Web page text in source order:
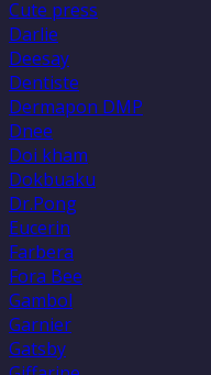
Cute press
Darlie
Deesay
Dentiste
Dermapon DMP
Dnee
Doi kham
Dokbuaku
Dr.Pong
Eucerin
Farbera
Fora Bee
Gambol
Garnier
Gatsby